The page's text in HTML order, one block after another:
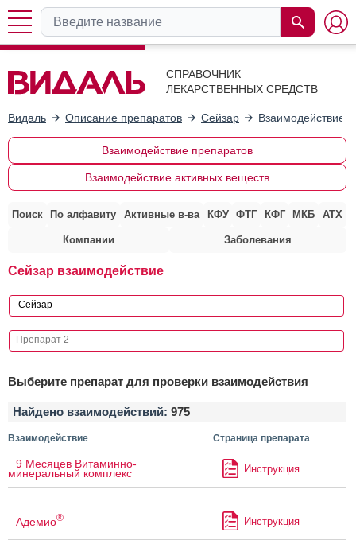
СПРАВОЧНИК
ЛЕКАРСТВЕННЫХ СРЕДСТВ
Видаль Описание препаратов Сейзар Взаимодействие
Взаимодействие препаратов
Взаимодействие активных веществ
Поиск По алфавиту Активные в-ва КФУ ФТГ КФГ МКБ АТХ
Компании Заболевания
Сейзар взаимодействие
Выберите препарат для проверки взаимодействия
Найдено взаимодействий: 975
Взаимодействие Страница препарата
9 Месяцев Витаминно-
минеральный комплекс Инструкция
Адемио® Инструкция